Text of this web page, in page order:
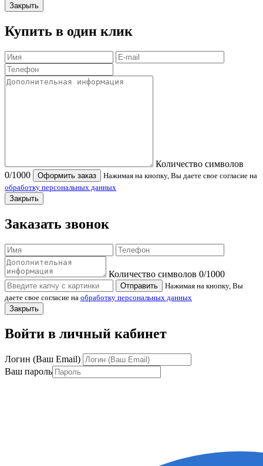
Закрыть
Купить в один клик
Количество символов
0/1000 Оформить заказ
Нажимая на кнопку, Вы даете свое согласие на
обработку персональных данных
Закрыть
Заказать звонок
Количество символов 0/1000
Отправить
Нажимая на кнопку, Вы
даете свое согласие на обработку персональных данных
Закрыть
Войти в личный кабинет
Логин (Ваш Email)
Ваш пароль